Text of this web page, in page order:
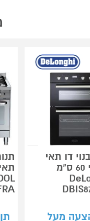
דו תאי
דלונגי 60 ס"מ
מעל